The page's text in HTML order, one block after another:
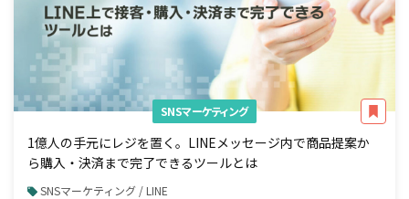
SNSマーケティング
1億人の手元にレジを置く。LINEメッセージ内で商品提案か
ら購入・決済まで完了できるツールとは
SNSマーケティング / LINE